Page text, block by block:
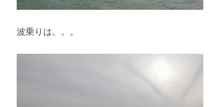
波乗りは。。。